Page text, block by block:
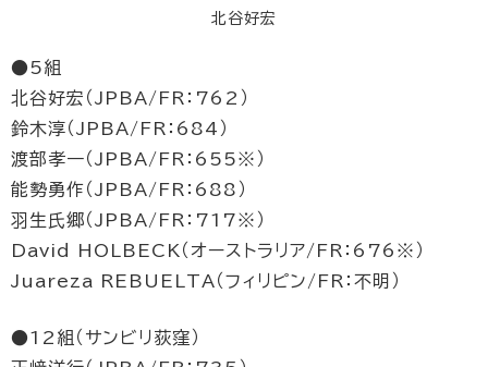
北谷好宏
●5組
北谷好宏（JPBA/FR：762）
鈴木淳（JPBA/FR：684）
渡部孝一（JPBA/FR：655※）
能勢勇作（JPBA/FR：688）
羽生氏郷（JPBA/FR：717※）
David HOLBECK（オーストラリア/FR：676※）
Juareza REBUELTA（フィリピン/FR：不明）
●12組（サンビリ荻窪）